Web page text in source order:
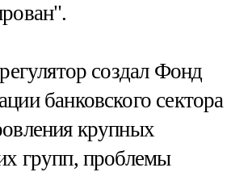
создал Фонд
банковского сектора
крупных
групп, проблемы